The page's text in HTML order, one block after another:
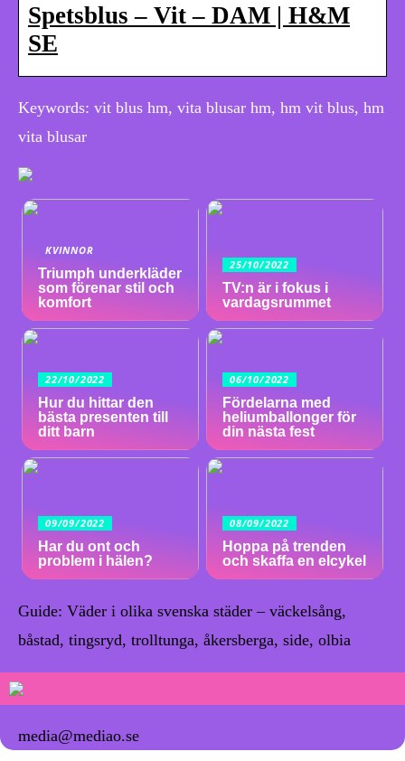
Spetsblus – Vit – DAM | H&M
SE
Keywords: vit blus hm, vita blusar hm, hm vit blus, hm
vita blusar
KVINNOR
Triumph underkläder
som förenar stil och
komfort
25/10/2022
TV:n är i fokus i
vardagsrummet
22/10/2022
Hur du hittar den
bästa presenten till
ditt barn
06/10/2022
Fördelarna med
heliumballonger för
din nästa fest
09/09/2022
Har du ont och
problem i hälen?
08/09/2022
Hoppa på trenden
och skaffa en elcykel
Guide: Väder i olika svenska städer – väckelsång,
båstad, tingsryd, trolltunga, åkersberga, side, olbia
media@mediao.se